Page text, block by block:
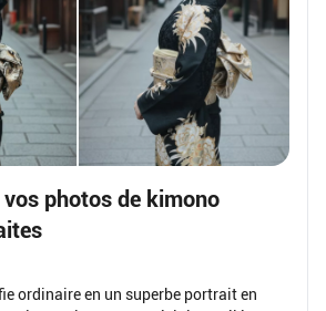
photos de kimono
ordinaire en un superbe portrait en